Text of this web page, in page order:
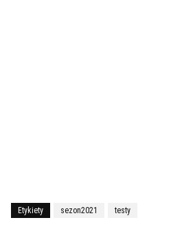
Etykiety sezon2021 testy